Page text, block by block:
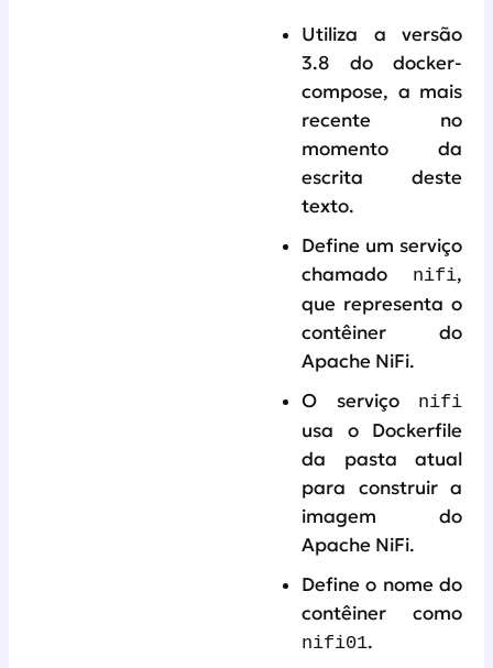
Utiliza a versão
3.8 do docker-
compose, a mais
recente no
momento da
escrita deste
texto.
Define um serviço
chamado
nifi,
que representa o
contêiner do
Apache NiFi.
O serviço
nifi
usa o Dockerfile
da pasta atual
para construir a
imagem do
Apache NiFi.
Define o nome do
contêiner como
nifi01.